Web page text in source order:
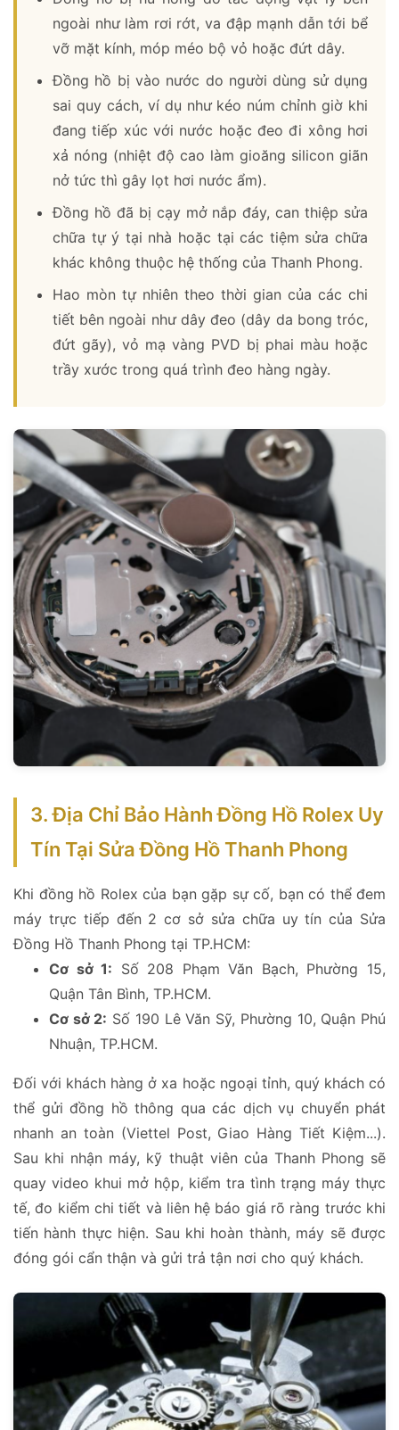
ngoài như làm rơi rớt, va đập mạnh dẫn tới bể
vỡ mặt kính, móp méo bộ vỏ hoặc đứt dây.
Đồng hồ bị vào nước do người dùng sử dụng
sai quy cách, ví dụ như kéo núm chỉnh giờ khi
đang tiếp xúc với nước hoặc đeo đi xông hơi
xả nóng (nhiệt độ cao làm gioăng silicon giãn
nở tức thì gây lọt hơi nước ẩm).
Đồng hồ đã bị cạy mở nắp đáy, can thiệp sửa
chữa tự ý tại nhà hoặc tại các tiệm sửa chữa
khác không thuộc hệ thống của Thanh Phong.
Hao mòn tự nhiên theo thời gian của các chi
tiết bên ngoài như dây đeo (dây da bong tróc,
đứt gãy), vỏ mạ vàng PVD bị phai màu hoặc
trầy xước trong quá trình đeo hàng ngày.
3. Địa Chỉ Bảo Hành Đồng Hồ Rolex Uy
Tín Tại Sửa Đồng Hồ Thanh Phong
Khi đồng hồ Rolex của bạn gặp sự cố, bạn có thể đem
máy trực tiếp đến 2 cơ sở sửa chữa uy tín của Sửa
Đồng Hồ Thanh Phong tại TP.HCM:
Cơ sở 1: Số 208 Phạm Văn Bạch, Phường 15,
Quận Tân Bình, TP.HCM.
Cơ sở 2: Số 190 Lê Văn Sỹ, Phường 10, Quận Phú
Nhuận, TP.HCM.
Đối với khách hàng ở xa hoặc ngoại tỉnh, quý khách có
thể gửi đồng hồ thông qua các dịch vụ chuyển phát
nhanh an toàn (Viettel Post, Giao Hàng Tiết Kiệm...).
Sau khi nhận máy, kỹ thuật viên của Thanh Phong sẽ
quay video khui mở hộp, kiểm tra tình trạng máy thực
tế, đo kiểm chi tiết và liên hệ báo giá rõ ràng trước khi
tiến hành thực hiện. Sau khi hoàn thành, máy sẽ được
đóng gói cẩn thận và gửi trả tận nơi cho quý khách.